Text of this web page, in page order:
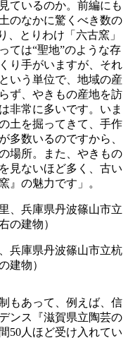
ているのか。前編にも
のなかに驚くべき数の
、とりわけ「六古窯」
ては“聖地”のような存
り手がいますが、それ
いう単位で、地域の産
ず、やきもの産地を訪
非常に多いです。いま
土を掘ってきて、手作
多数いるのですから、
場所。また、やきもの
見ないほど多く、古い
』の魅力です」。
兵庫県丹波篠山市立杭
建物）
もあって、例えば、信
ンス『滋賀県立陶芸の
50人ほど受け入れてい